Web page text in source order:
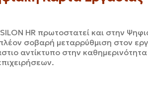
HR πρωτοστατεί και στην
σοβαρή μεταρρύθμιση στον
αντίκτυπο στην